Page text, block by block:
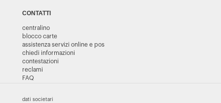
CONTATTI
centralino
blocco carte
assistenza servizi online e pos
chiedi informazioni
contestazioni
reclami
FAQ
dati societari